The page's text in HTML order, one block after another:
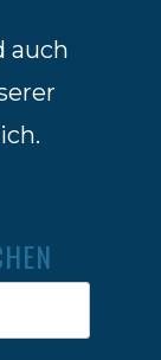
auch